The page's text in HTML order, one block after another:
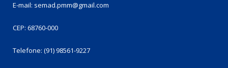
E-mail: semad.pmm@gmail.com
CEP: 68760-000
Telefone: (91) 98561-9227